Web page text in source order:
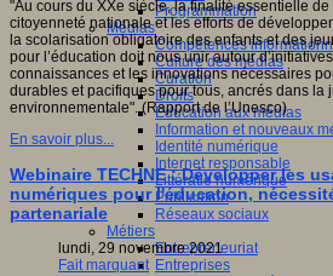
Programmation
Médias
Compétences
Culture des médias
Curation
Droits
Education aux médias
Information et nouveaux
Identité numérique
Internet responsable
Littératie numérique
Publication
Réseaux sociaux
Métiers
Entrepreneuriat
Entreprises
"Au cours du XXe siècle, la finalité essentielle
citoyenneté nationale et les efforts de
la scolarisation obligatoire des enfants et des
pour l’éducation doit nous unir autour
connaissances et les innovations nécessaires
durables et pacifiques pour tous, ancrés dans la
environnementale". (Rapport de l’Unesco)
En savoir plus...
Webinaire TECHNE : Développer les
numériques pour l'éducation,
partenariale
lundi, 29 novembre 2021
Fait marquant